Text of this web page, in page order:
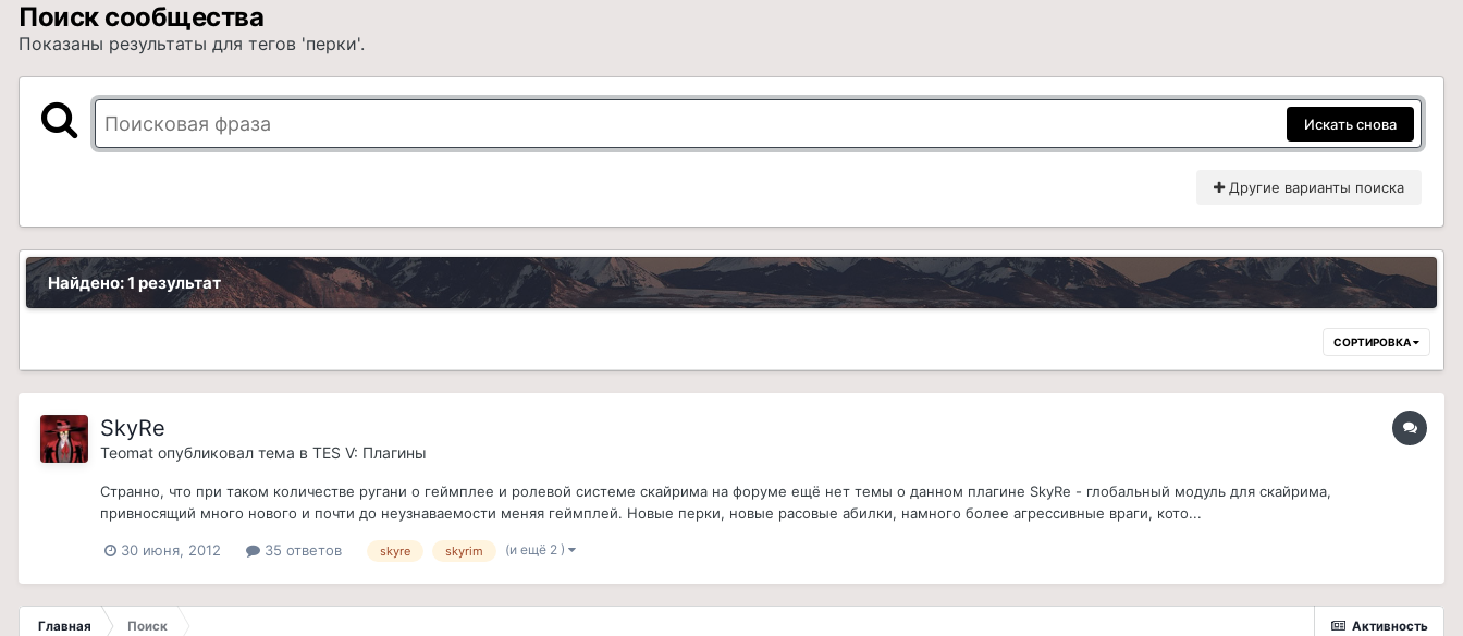
Поиск сообщества
Показаны результаты для тегов 'перки'.
Искать снова
Другие варианты поиска
Найдено: 1 результат
СОРТИРОВКА
SkyRe
Teomat опубликовал тема в TES V: Плагины
Странно, что при таком количестве ругани о геймплее и ролевой системе скайрима на форуме ещё нет темы о данном плагине SkyRe - глобальный модуль для скайрима,
привносящий много нового и почти до неузнаваемости меняя геймплей. Новые перки, новые расовые абилки, намного более агрессивные враги, кото...
30 июня, 2012 35 ответов skyre skyrim (и ещё 2 )
Активность
Главная Поиск